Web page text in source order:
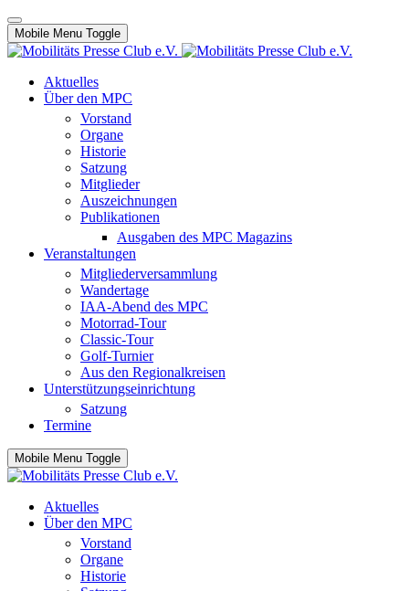
Mobile Menu Toggle
Aktuelles
Über den MPC
Vorstand
Organe
Historie
Satzung
Mitglieder
Auszeichnungen
Publikationen
Ausgaben des MPC Magazins
Veranstaltungen
Mitgliederversammlung
Wandertage
IAA-Abend des MPC
Motorrad-Tour
Classic-Tour
Golf-Turnier
Aus den Regionalkreisen
Unterstützungseinrichtung
Satzung
Termine
Mobile Menu Toggle
Aktuelles
Über den MPC
Vorstand
Organe
Historie